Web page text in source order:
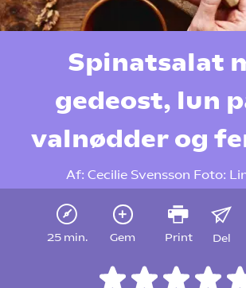
Spinatsalat
gedeost, lun
valnødder og
Af: Cecilie Svensson Foto:
25 min. Gem Print Del